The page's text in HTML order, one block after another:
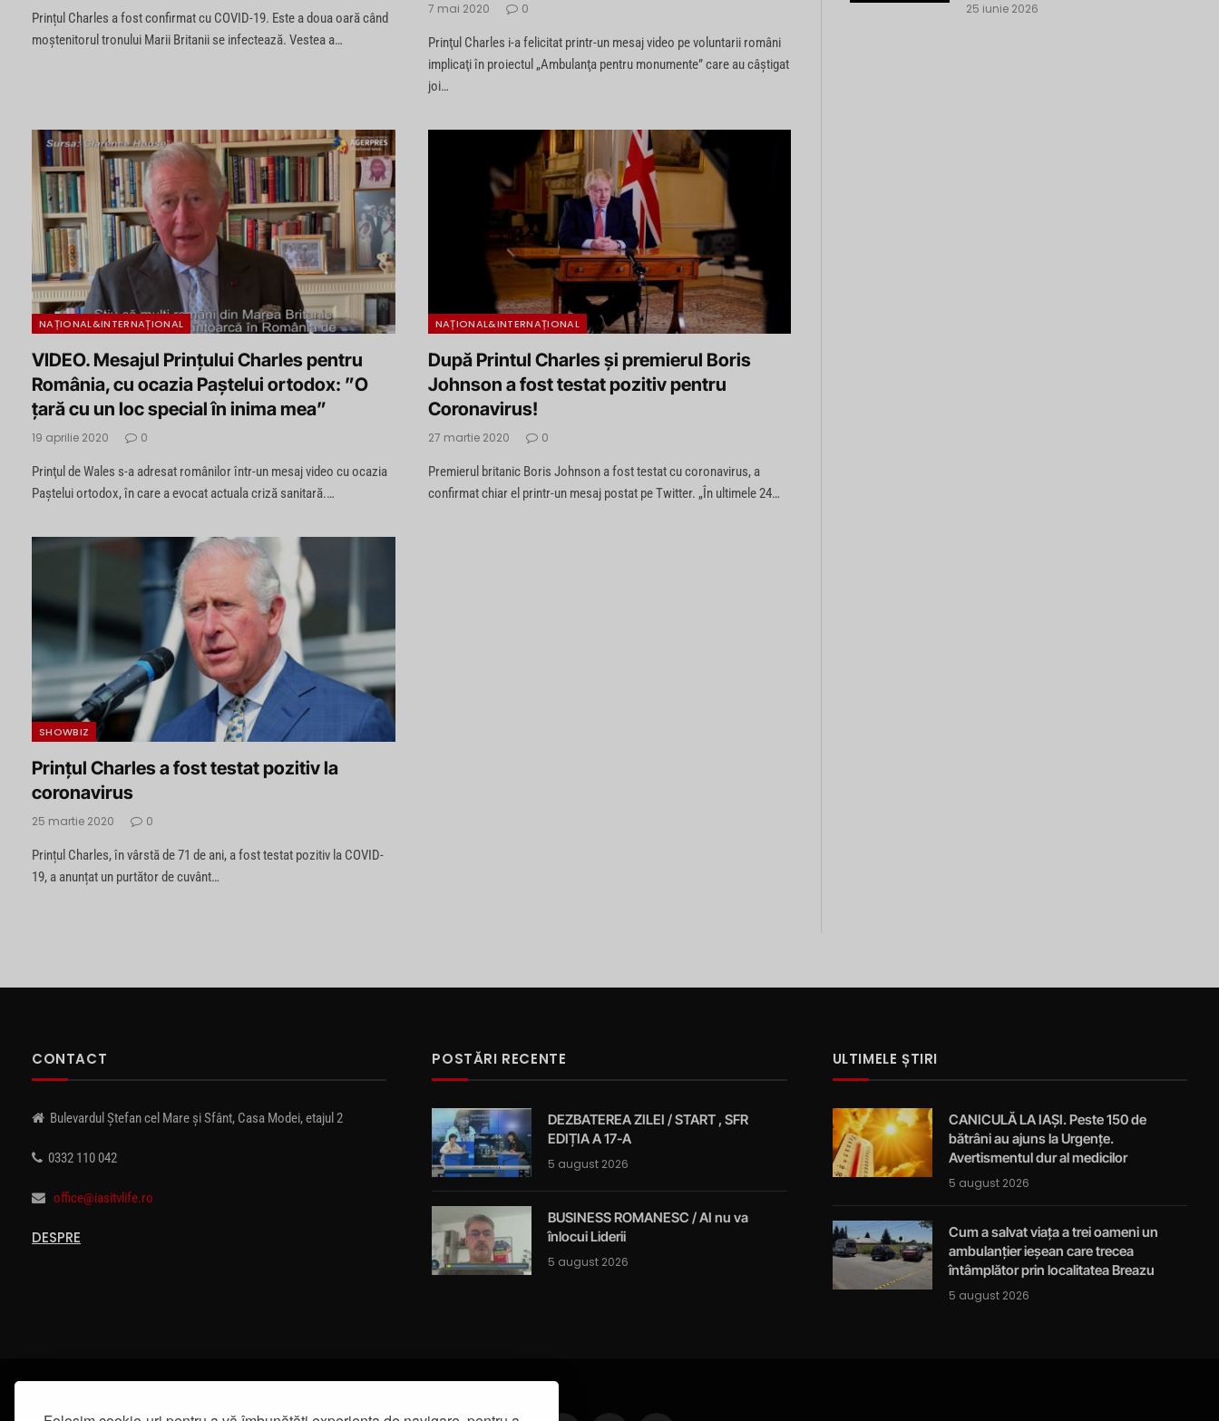
Prințul Charles a fost confirmat cu COVID-19. Este a doua oară când
moștenitorul tronului Marii Britanii se infectează. Vestea a…
7 mai 2020 0
Prinţul Charles i-a felicitat printr-un mesaj video pe voluntarii români
implicaţi în proiectul „Ambulanţa pentru monumente” care au câştigat
joi…
NAȚIONAL&INTERNAȚIONAL
VIDEO. Mesajul Prințului Charles pentru
România, cu ocazia Paștelui ortodox: ”O
țară cu un loc special în inima mea”
19 aprilie 2020 0
Prinţul de Wales s-a adresat românilor într-un mesaj video cu ocazia
Paştelui ortodox, în care a evocat actuala criză sanitară.…
NAȚIONAL&INTERNAȚIONAL
După Printul Charles și premierul Boris
Johnson a fost testat pozitiv pentru
Coronavirus!
27 martie 2020 0
Premierul britanic Boris Johnson a fost testat cu coronavirus, a
confirmat chiar el printr-un mesaj postat pe Twitter. „În ultimele 24…
SHOWBIZ
Prințul Charles a fost testat pozitiv la
coronavirus
25 martie 2020 0
Prințul Charles, în vârstă de 71 de ani, a fost testat pozitiv la COVID-
19, a anunțat un purtător de cuvânt…
25 iunie 2026
CONTACT
Bulevardul Ștefan cel Mare și Sfânt, Casa Modei, etajul 2
0332 110 042
office@iasitvlife.ro
DESPRE
POSTĂRI RECENTE
DEZBATEREA ZILEI / START , SFR
EDIȚIA A 17-A
5 august 2026
BUSINESS ROMANESC / AI nu va
înlocui Liderii
5 august 2026
ULTIMELE ȘTIRI
CANICULĂ LA IAȘI. Peste 150 de
bătrâni au ajuns la Urgențe.
Avertismentul dur al medicilor
5 august 2026
Cum a salvat viața a trei oameni un
ambulanțier ieșean care trecea
întâmplător prin localitatea Breazu
5 august 2026